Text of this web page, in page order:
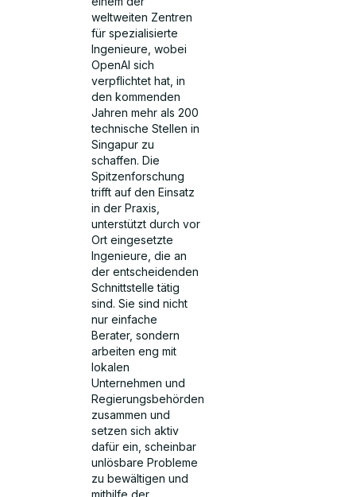
weltweiten Zentren
für spezialisierte
Ingenieure, wobei
OpenAI sich
verpflichtet hat, in
den kommenden
Jahren mehr als 200
technische Stellen in
Singapur zu
schaffen. Die
Spitzenforschung
trifft auf den Einsatz
in der Praxis,
unterstützt durch vor
Ort eingesetzte
Ingenieure, die an
der entscheidenden
Schnittstelle tätig
sind. Sie sind nicht
nur einfache
Berater, sondern
arbeiten eng mit
lokalen
Unternehmen und
Regierungsbehörden
zusammen und
setzen sich aktiv
dafür ein, scheinbar
unlösbare Probleme
zu bewältigen und
mithilfe der